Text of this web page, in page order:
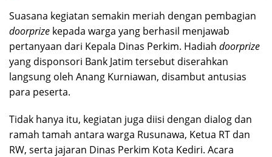
Suasana kegiatan semakin meriah dengan pembagian
doorprize kepada warga yang berhasil menjawab
pertanyaan dari Kepala Dinas Perkim. Hadiah doorprize
yang disponsori Bank Jatim tersebut diserahkan
langsung oleh Anang Kurniawan, disambut antusias
para peserta.
Tidak hanya itu, kegiatan juga diisi dengan dialog dan
ramah tamah antara warga Rusunawa, Ketua RT dan
RW, serta jajaran Dinas Perkim Kota Kediri. Acara